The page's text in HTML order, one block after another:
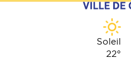
Soleil
22°